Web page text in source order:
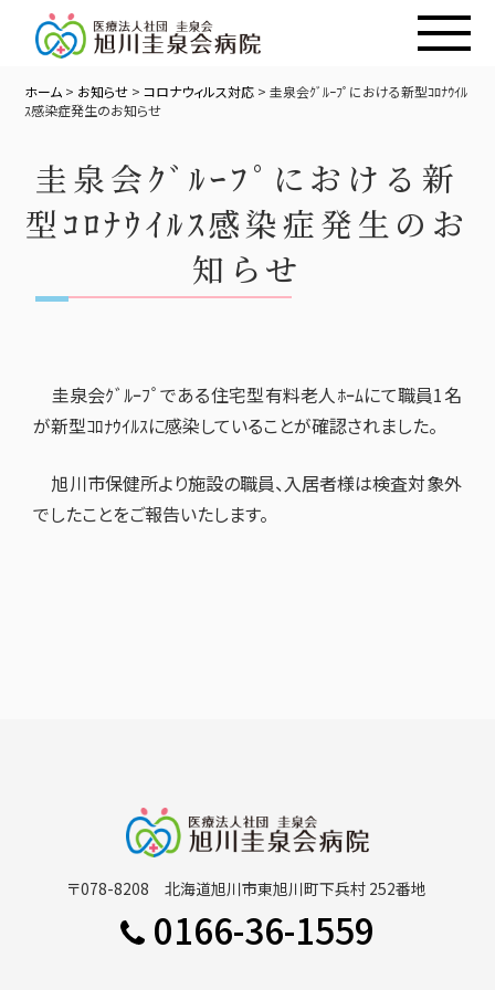
ホーム > お知らせ >コロナウィルス対応 >圭泉会ｸﾞﾙｰﾌﾟにおける新型ｺﾛﾅｳｲﾙ
ｽ感染症発生のお知らせ
圭泉会ｸﾞﾙｰﾌﾟにおける新
型ｺﾛﾅｳｲﾙｽ感染症発生のお
知らせ
圭泉会ｸﾞﾙｰﾌﾟである住宅型有料老人ﾎｰﾑにて職員1名
が新型ｺﾛﾅｳｲﾙｽに感染していることが確認されました。
旭川市保健所より施設の職員、入居者様は検査対象外
でしたことをご報告いたします。
〒078-8208 北海道旭川市東旭川町下兵村 252番地
0166-36-1559